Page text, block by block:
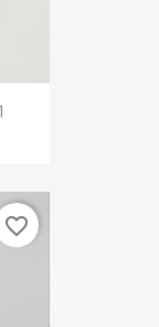
favorite_border